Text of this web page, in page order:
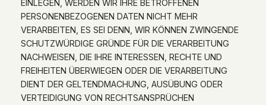
EINLEGEN, WERDEN WIR IHRE BETROFFENEN
PERSONENBEZOGENEN DATEN NICHT MEHR
VERARBEITEN, ES SEI DENN, WIR KÖNNEN ZWINGENDE
SCHUTZWÜRDIGE GRÜNDE FÜR DIE VERARBEITUNG
NACHWEISEN, DIE IHRE INTERESSEN, RECHTE UND
FREIHEITEN ÜBERWIEGEN ODER DIE VERARBEITUNG
DIENT DER GELTENDMACHUNG, AUSÜBUNG ODER
VERTEIDIGUNG VON RECHTSANSPRÜCHEN